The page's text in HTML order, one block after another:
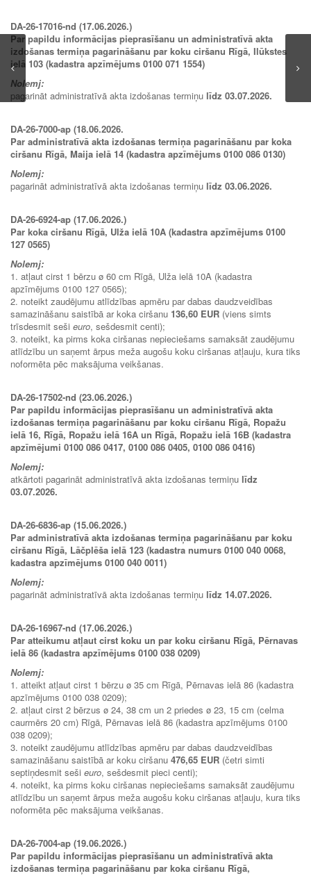
DA-26-17016-nd (17.06.2026.)
Par papildu informācijas pieprasīšanu un administratīvā akta
izdošanas termiņa pagarināšanu par koku ciršanu Rīgā, Ilūkstes
ielā 103 (kadastra apzīmējums 0100 071 1554)
Nolemj:
pagarināt administratīvā akta izdošanas termiņu līdz 03.07.2026.
DA-26-7000-ap (18.06.2026.
Par administratīvā akta izdošanas termiņa pagarināšanu par koka
ciršanu Rīgā, Maija ielā 14 (kadastra apzīmējums 0100 086 0130)
Nolemj:
pagarināt administratīvā akta izdošanas termiņu līdz 03.06.2026.
DA-26-6924-ap (17.06.2026.)
Par koka ciršanu Rīgā, Ulža ielā 10A (kadastra apzīmējums 0100
127 0565)
Nolemj:
1. atļaut cirst 1 bērzu ø 60 cm Rīgā, Ulža ielā 10A (kadastra
apzīmējums 0100 127 0565);
2. noteikt zaudējumu atlīdzības apmēru par dabas daudzveidības
samazināšanu saistībā ar koka ciršanu 136,60 EUR (viens simts
trīsdesmit seši euro, sešdesmit centi);
3. noteikt, ka pirms koka ciršanas nepieciešams samaksāt zaudējumu
atlīdzību un saņemt ārpus meža augošu koku ciršanas atļauju, kura tiks
noformēta pēc maksājuma veikšanas.
DA-26-17502-nd (23.06.2026.)
Par papildu informācijas pieprasīšanu un administratīvā akta
izdošanas termiņa pagarināšanu par koku ciršanu Rīgā, Ropažu
ielā 16, Rīgā, Ropažu ielā 16A un Rīgā, Ropažu ielā 16B (kadastra
apzīmējumi 0100 086 0417, 0100 086 0405, 0100 086 0416)
Nolemj:
atkārtoti pagarināt administratīvā akta izdošanas termiņu līdz
03.07.2026.
DA-26-6836-ap (15.06.2026.)
Par administratīvā akta izdošanas termiņa pagarināšanu par koku
ciršanu Rīgā, Lāčplēša ielā 123 (kadastra numurs 0100 040 0068,
kadastra apzīmējums 0100 040 0011)
Nolemj:
pagarināt administratīvā akta izdošanas termiņu līdz 14.07.2026.
DA-26-16967-nd (17.06.2026.)
Par atteikumu atļaut cirst koku un par koku ciršanu Rīgā, Pērnavas
ielā 86 (kadastra apzīmējums 0100 038 0209)
Nolemj:
1. atteikt atļaut cirst 1 bērzu ø 35 cm Rīgā, Pērnavas ielā 86 (kadastra
apzīmējums 0100 038 0209);
2. atļaut cirst 2 bērzus ø 24, 38 cm un 2 priedes ø 23, 15 cm (celma
caurmērs 20 cm) Rīgā, Pērnavas ielā 86 (kadastra apzīmējums 0100
038 0209);
3. noteikt zaudējumu atlīdzības apmēru par dabas daudzveidības
samazināšanu saistībā ar koku ciršanu 476,65 EUR (četri simti
septiņdesmit seši euro, sešdesmit pieci centi);
4. noteikt, ka pirms koku ciršanas nepieciešams samaksāt zaudējumu
atlīdzību un saņemt ārpus meža augošu koku ciršanas atļauju, kura tiks
noformēta pēc maksājuma veikšanas.
DA-26-7004-ap (19.06.2026.)
Par papildu informācijas pieprasīšanu un administratīvā akta
izdošanas termiņa pagarināšanu par koka ciršanu Rīgā,